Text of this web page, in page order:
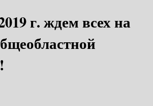
г. ждем всех на